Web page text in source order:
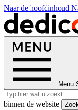
Naar de hoofdinhoud
Menu
binnen de website